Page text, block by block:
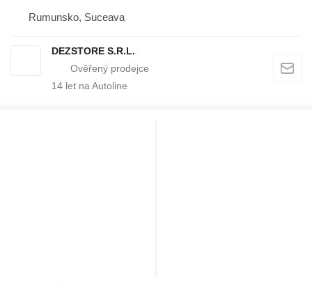
Rumunsko, Suceava
DEZSTORE S.R.L.
14 let na Autoline